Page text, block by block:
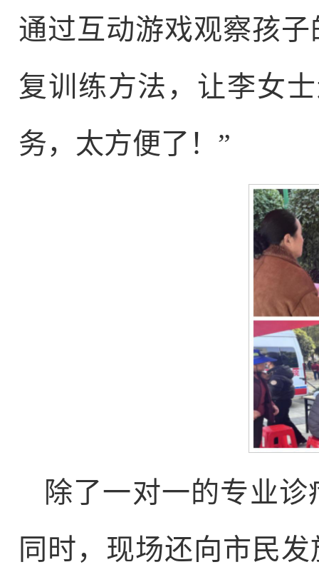
通过互动游戏观察孩
复训练方法，让李女
务，太方便了！”
除了一对一的专业
同时，现场还向市民